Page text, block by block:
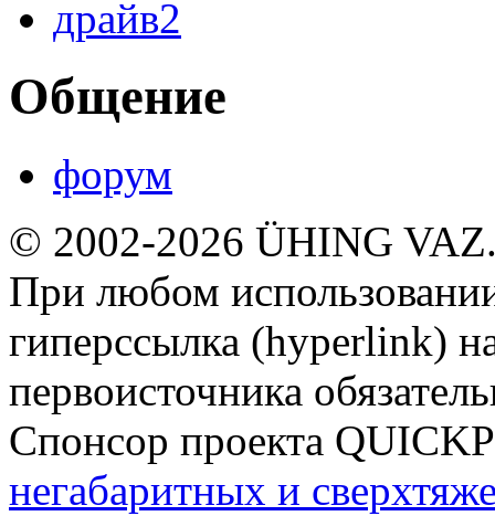
драйв2
Общение
форум
© 2002-2026 ÜHING
При любом
гиперссылка (hyperlink)
первоисточника
Спонсор проекта
негабаритных и